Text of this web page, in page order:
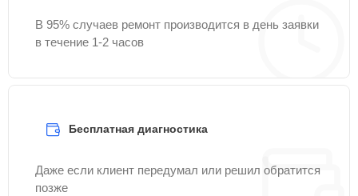
В 95% случаев ремонт производится в день заявки
в течение 1-2 часов
Бесплатная диагностика
Даже если клиент передумал или решил обратится
позже